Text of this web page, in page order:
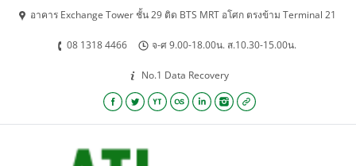
อาคาร Exchange Tower ชั้น 29 ติด BTS MRT อโศก ตรงข้าม Terminal 21
08 1318 4466 จ-ศ 9.00-18.00น. ส.10.30-15.00น.
No.1 Data Recovery
Facebook
TwitterYouTubeLastfmLinkedinInstagram
Website